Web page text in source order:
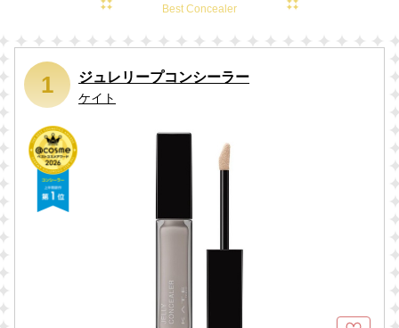
Best Concealer
1 ジュレリープコンシーラー
ケイト